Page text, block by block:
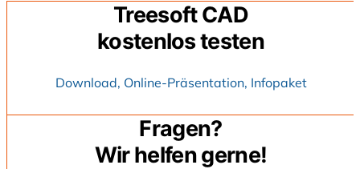
Treesoft CAD
kostenlos testen
Download, Online-Präsentation, Infopaket
Fragen?
Wir helfen gerne!